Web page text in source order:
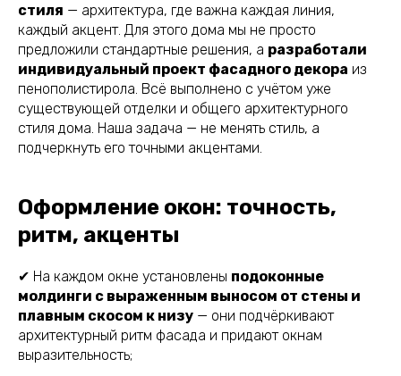
стиля — архитектура, где важна каждая линия,
каждый акцент. Для этого дома мы не просто
предложили стандартные решения, а разработали
индивидуальный проект фасадного декора из
пенополистирола. Всё выполнено с учётом уже
существующей отделки и общего архитектурного
стиля дома. Наша задача — не менять стиль, а
подчеркнуть его точными акцентами.
Оформление окон: точность,
ритм, акценты
✔ На каждом окне установлены подоконные
молдинги с выраженным выносом от стены и
плавным скосом к низу — они подчёркивают
архитектурный ритм фасада и придают окнам
выразительность;